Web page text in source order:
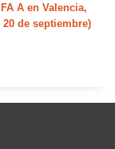
A en Valencia,
de septiembre)